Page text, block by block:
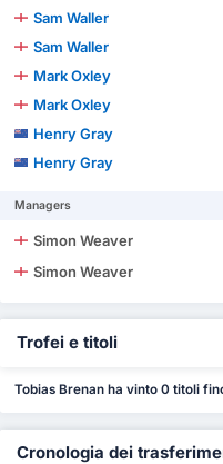
Sam Waller
Sam Waller
Mark Oxley
Mark Oxley
Henry Gray
Henry Gray
Managers
Simon Weaver
Simon Weaver
Trofei e titoli
Tobias Brenan ha vinto 0 titoli
Cronologia dei